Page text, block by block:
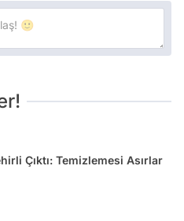
Çıktı: Temizlemesi Asırlar